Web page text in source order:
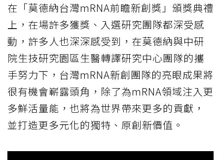
在「莫德納台灣mRNA前瞻新創獎」頒獎典禮
上，在場許多獲獎、入選研究團隊都深受感
動，許多人也深深感受到，在莫德納與中研
院生技研究園區生醫轉譯研究中心團隊的攜
手努力下，台灣mRNA新創團隊的亮眼成果將
很有機會嶄露頭角，除了為mRNA領域注入更
多鮮活量能，也將為世界帶來更多的貢獻，
並打造更多元化的獨特、原創新價值。